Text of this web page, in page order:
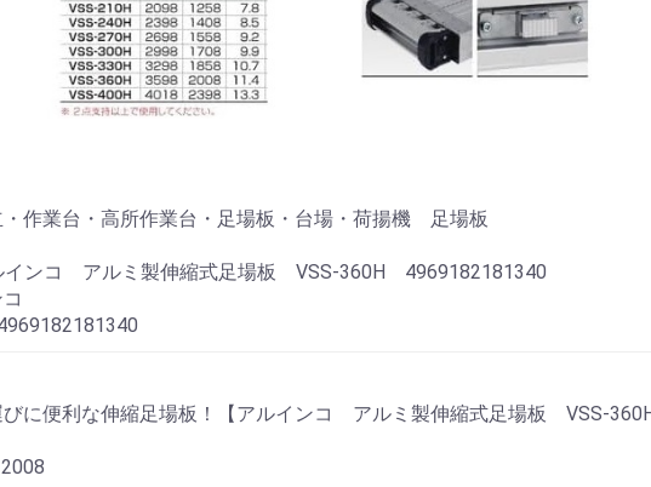
作業台・高所作業台・足場板・台場・荷揚機 足場板
インコ アルミ製伸縮式足場板 VSS-360H 4969182181340
びに便利な伸縮足場板！【アルインコ アルミ製伸縮式足場板 VSS-